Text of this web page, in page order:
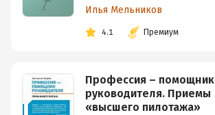
Илья Мельников
4.1 Премиум
Профессия – помощник
руководителя. Приемы
«высшего пилотажа»